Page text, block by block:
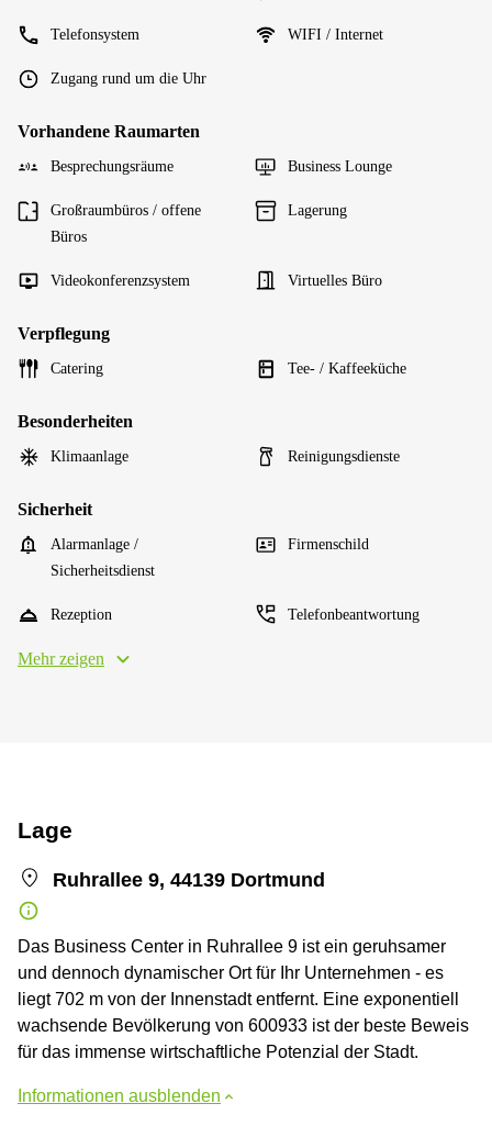
Telefonsystem WIFI / Internet
Zugang rund um die Uhr
Vorhandene Raumarten
Besprechungsräume Business Lounge
Großraumbüros / offene
Büros
Lagerung
Videokonferenzsystem Virtuelles Büro
Verpflegung
Catering Tee- / Kaffeeküche
Besonderheiten
Klimaanlage Reinigungsdienste
Sicherheit
Alarmanlage /
Sicherheitsdienst
Firmenschild
Rezeption Telefonbeantwortung
Mehr zeigen
Lage
Ruhrallee 9, 44139 Dortmund
Das Business Center in Ruhrallee 9 ist ein geruhsamer
und dennoch dynamischer Ort für Ihr Unternehmen - es
liegt 702 m von der Innenstadt entfernt. Eine exponentiell
wachsende Bevölkerung von 600933 ist der beste Beweis
für das immense wirtschaftliche Potenzial der Stadt.
Informationen ausblenden